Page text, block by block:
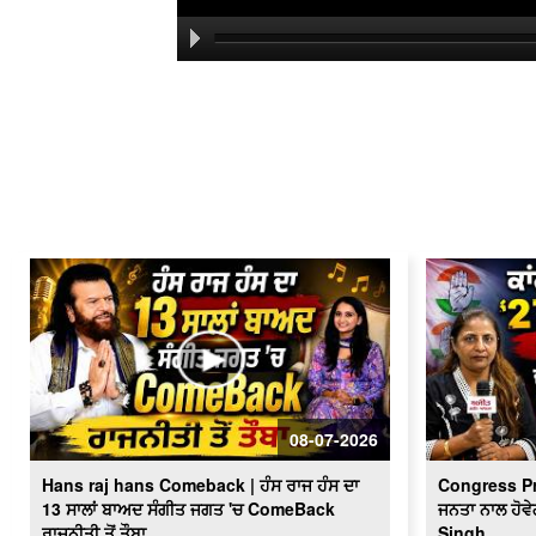
08-07-2026
Hans raj hans Comeback | ਹੰਸ ਰਾਜ ਹੰਸ ਦਾ
13 ਸਾਲਾਂ ਬਾਅਦ ਸੰਗੀਤ ਜਗਤ 'ਚ ComeBack
Congress
ਜਨਤਾ ਨਾਲ